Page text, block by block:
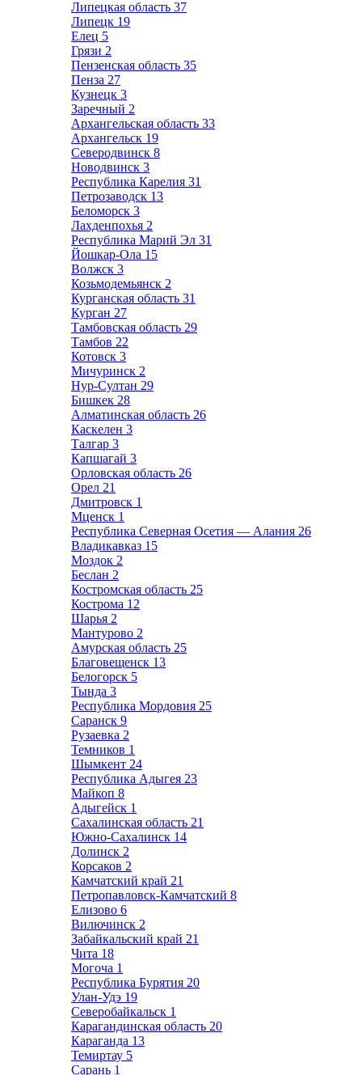
Липецкая область 37
Липецк 19
Елец 5
Грязи 2
Пензенская область 35
Пенза 27
Кузнецк 3
Заречный 2
Архангельская область 33
Архангельск 19
Северодвинск 8
Новодвинск 3
Республика Карелия 31
Петрозаводск 13
Беломорск 3
Лахденпохья 2
Республика Марий Эл 31
Йошкар-Ола 15
Волжск 3
Козьмодемьянск 2
Курганская область 31
Курган 27
Тамбовская область 29
Тамбов 22
Котовск 3
Мичуринск 2
Нур-Султан 29
Бишкек 28
Алматинская область 26
Каскелен 3
Талгар 3
Капшагай 3
Орловская область 26
Орел 21
Дмитровск 1
Мценск 1
Республика Северная Осетия — Алания 26
Владикавказ 15
Моздок 2
Беслан 2
Костромская область 25
Кострома 12
Шарья 2
Мантурово 2
Амурская область 25
Благовещенск 13
Белогорск 5
Тында 3
Республика Мордовия 25
Саранск 9
Рузаевка 2
Темников 1
Шымкент 24
Республика Адыгея 23
Майкоп 8
Адыгейск 1
Сахалинская область 21
Южно-Сахалинск 14
Долинск 2
Корсаков 2
Камчатский край 21
Петропавловск-Камчатский 8
Елизово 6
Вилючинск 2
Забайкальский край 21
Чита 18
Могоча 1
Республика Бурятия 20
Улан-Удэ 19
Северобайкальск 1
Карагандинская область 20
Караганда 13
Темиртау 5
Сарань 1